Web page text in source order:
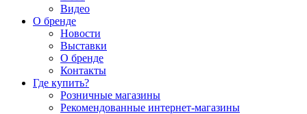
Видео
О бренде
Новости
Выставки
О бренде
Контакты
Где купить?
Розничные магазины
Рекомендованные интернет-магазины